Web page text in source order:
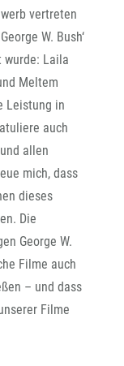
vertreten
W. Bush‘
wurde: Laila
Meltem
Leistung in
auch
allen
mich, dass
dieses
Die
George W.
Filme auch
– und dass
Filme